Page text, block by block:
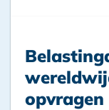
opvragen